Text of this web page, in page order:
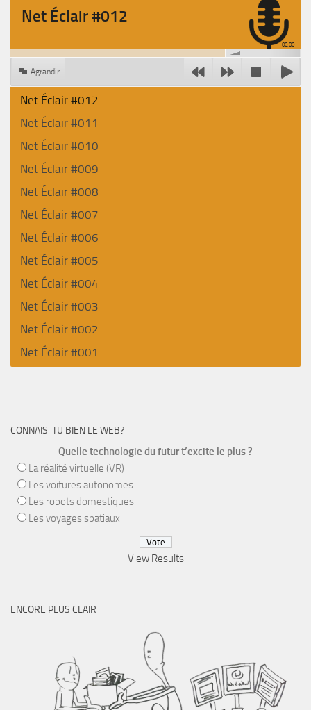
Net Éclair #012
00:00
Agrandir
Net Éclair #012
Net Éclair #011
Net Éclair #010
Net Éclair #009
Net Éclair #008
Net Éclair #007
Net Éclair #006
Net Éclair #005
Net Éclair #004
Net Éclair #003
Net Éclair #002
Net Éclair #001
CONNAIS-TU BIEN LE WEB?
Quelle technologie du futur t’excite le plus ?
La réalité virtuelle (VR)
Les voitures autonomes
Les robots domestiques
Les voyages spatiaux
View Results
ENCORE PLUS CLAIR